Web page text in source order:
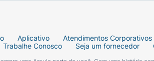
Aplicativo Atendimentos Corporativos
Trabalhe Conosco Seja um fornecedor